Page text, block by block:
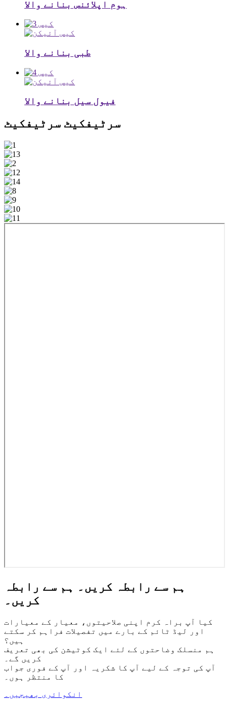
ہوم اپلائنس بنانے والا
طبی بنانے والا
فیول سیل بنانے والا
سرٹیفکیٹ سرٹیفکیٹ
ہم سے رابطہ کریں۔
ہم سے رابطہ
کریں۔
کیا آپ براہ کرم اپنی صلاحیتوں، معیار کے معیارات
اور لیڈ ٹائم کے بارے میں تفصیلات فراہم کر سکتے
ہیں؟
ہم منسلک وضاحتوں کے لئے ایک کوٹیشن کی بھی تعریف
کریں گے۔
آپ کی توجہ کے لیے آپ کا شکریہ اور آپ کے فوری جواب
کا منتظر ہوں۔
انکوائری بھیجیں۔